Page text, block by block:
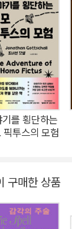
부족 사람들에
살쾡이를 마주
어둔 창을 살쾡
입었다. 창 없
에 있는 나무 위
가지 못한다. 그
는 절벽 끝에 다
공격할 힘도 없
러내며 숨을 헐
션 영화와 같은
. 그리고 동시에
기를 횡단하는
픽투스의 모험
구매한 상품